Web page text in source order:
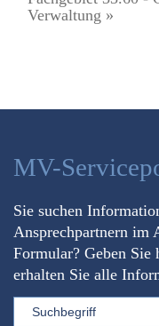
Verwaltung »
MV-
Sie suchen
Ansprechpartnern im
Formular? Geben
erhalten Sie alle
Sword